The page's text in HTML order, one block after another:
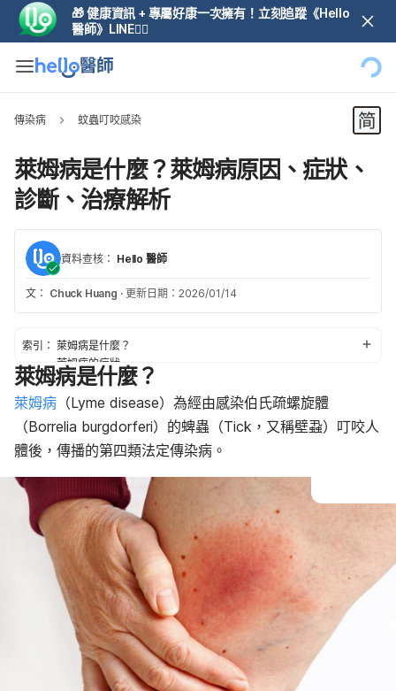
🎁 健康資訊 + 專屬好康一次擁有！立刻追蹤《Hello
醫師》LINE👆🏼
傳染病 蚊蟲叮咬感染
萊姆病是什麼？萊姆病原因、症狀、
診斷、治療解析
資料查核： Hello 醫師
文： Chuck Huang · 更新日期：2026/01/14
索引： 萊姆病是什麼？
萊姆病的症狀
萊姆病的原因
萊姆病的風險因素
萊姆病的生活調整事項
萊姆病是什麼？
萊姆病 （Lyme disease）為經由感染伯氏疏螺旋體
（Borrelia burgdorferi）的蜱蟲（Tick，又稱壁蝨）叮咬人
體後，傳播的第四類法定傳染病。